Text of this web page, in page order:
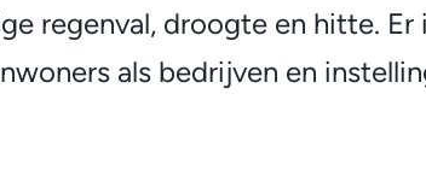
regenval, droogte en hitte. Er
als bedrijven en